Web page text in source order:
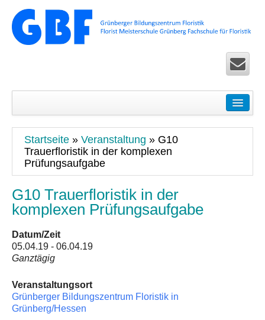
Seminare
Floristik Pur – Basic-Seminare für Einsteiger
Ausbildung Life – Überbetriebliche Seminare in Köln
Floristik Exclusiv – Fortbildung für Fortgeschrittene
Floristik Spezial – allgemeine Seminare
Floristik Worldwide Seminare und Zertifikatslehrgänge
Floristik Event
Floristik Verkauf
Floristik Business
Startseite » Veranstaltung » G10
Trauerfloristik in der komplexen
Prüfungsaufgabe
G10 Trauerfloristik in der
komplexen Prüfungsaufgabe
Datum/Zeit
05.04.19 - 06.04.19
Ganztägig
Veranstaltungsort
Grünberger Bildungszentrum Floristik in
Grünberg/Hessen